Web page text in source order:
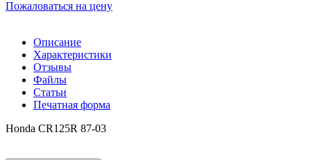
Пожаловаться на цену
Описание
Характеристики
Отзывы
Файлы
Статьи
Печатная форма
Honda CR125R 87-03